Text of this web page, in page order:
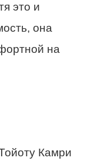
это и
она
на
Камри